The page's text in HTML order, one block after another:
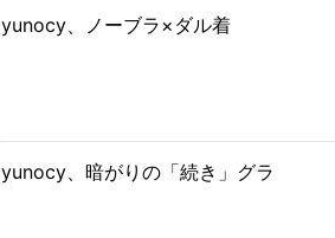
yunocy、ノーブラ×ダル着
yunocy、暗がりの「続き」グラ